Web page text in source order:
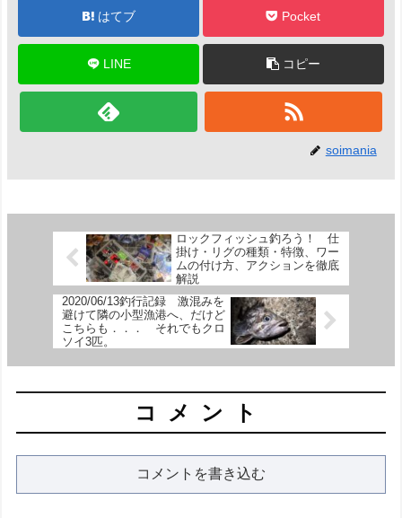
はてブ Pocket
LINE コピー
soimania
ロックフィッシュ釣ろう！ 仕
掛け・リグの種類・特徴、ワー
ムの付け方、アクションを徹底
解説
2020/06/13釣行記録 激混みを
避けて隣の小型漁港へ、だけど
こちらも．．． それでもクロ
ソイ3匹。
コメント
コメントを書き込む